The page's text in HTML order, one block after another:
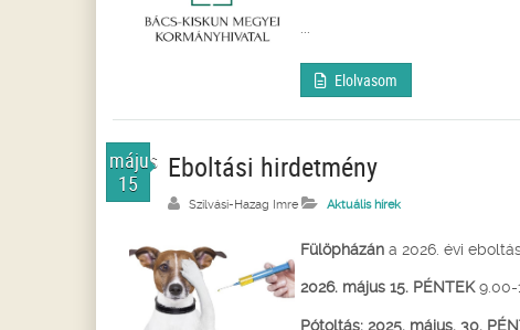
Elolvasom
május
15
Eboltási hirdetmény
Szilvási-Hazag Imre Aktuális hírek
Fülöpházán a 2026. évi
2026. május 15. PÉNTEK9.00-
Pótoltás: 2025. május. 30.